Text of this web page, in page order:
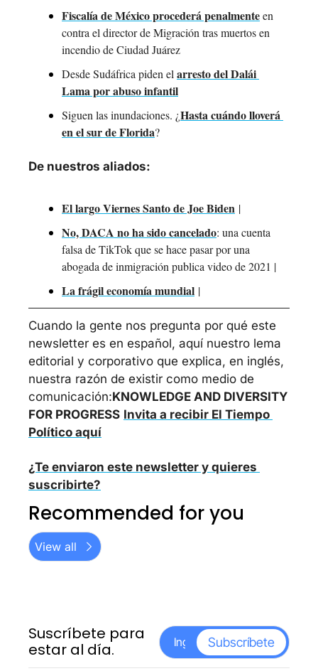
Fiscalía de México procederá penalmente en
contra el director de Migración tras muertos en
incendio de Ciudad Juárez
Desde Sudáfrica piden el arresto del Dalái
Lama por abuso infantil
Siguen las inundaciones. ¿Hasta cuándo lloverá
en el sur de Florida?
De nuestros aliados:
El largo Viernes Santo de Joe Biden |
No, DACA no ha sido cancelado: una cuenta
falsa de TikTok que se hace pasar por una
abogada de inmigración publica video de 2021 |
La frágil economía mundial |
Cuando la gente nos pregunta por qué este
newsletter es en español, aquí nuestro lema
editorial y corporativo que explica, en inglés,
nuestra razón de existir como medio de
comunicación:KNOWLEDGE AND DIVERSITY
FOR PROGRESS Invita a recibir El Tiempo
Político aquí
¿Te enviaron este newsletter y quieres
suscribirte?
Recommended for you
View all
Suscríbete para
estar al día.
Subscríbete